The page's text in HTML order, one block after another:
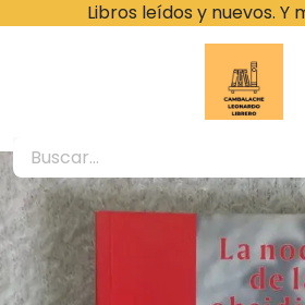
Libros leídos y nuevos. Y